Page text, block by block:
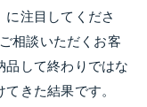
に注目してくださ
相談いただくお客
品して終わりではな
きた結果です。